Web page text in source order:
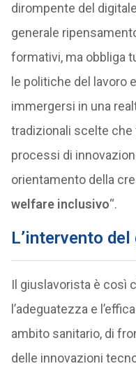
dirompente del
generale
formativi, ma obbliga
le politiche del lavoro
immergersi in una
tradizionali scelte che
processi di
orientamento della
welfare inclusivo“.
L’intervento
Il giuslavorista è così
l’adeguatezza e
ambito sanitario, di
delle innovazioni